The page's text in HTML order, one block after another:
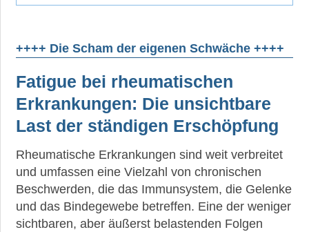
++++ Die Scham der eigenen Schwäche ++++
Fatigue bei rheumatischen
Erkrankungen: Die unsichtbare
Last der ständigen Erschöpfung
Rheumatische Erkrankungen sind weit verbreitet
und umfassen eine Vielzahl von chronischen
Beschwerden, die das Immunsystem, die Gelenke
und das Bindegewebe betreffen. Eine der weniger
sichtbaren, aber äußerst belastenden Folgen